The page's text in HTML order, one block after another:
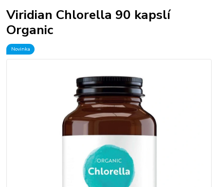
Viridian Chlorella 90 kapslí
Organic
Novinka